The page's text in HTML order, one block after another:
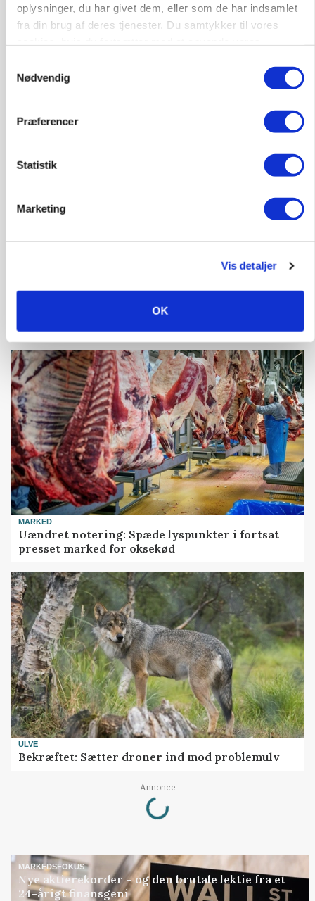
oplysninger, du har givet dem, eller som de har indsamlet
fra din brug af deres tjenester. Du samtykker til vores
Nødvendig
Præferencer
Statistik
Marketing
Vis detaljer
OK
Annonce
Før såmaskinen kører: Her er efterårets største
MARKED
Uændret notering: Spæde lyspunkter i fortsat
presset marked for oksekød
ULVE
Bekræftet: Sætter droner ind mod problemulv
Annonce
Loading...
MARKEDSFOKUS
Nye aktierekorder – og den brutale lektie fra et
24-årigt finansgeni